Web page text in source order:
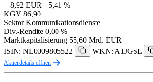
+ 8,92 EUR +5,41 %
KGV 86,90
Sektor Kommunikationsdienste
Div.-Rendite 0,00 %
Marktkapitalisierung 55,60 Mrd. EUR
ISIN: NL0009805522
WKN: A1JGSL
Aktiendetails öffnen